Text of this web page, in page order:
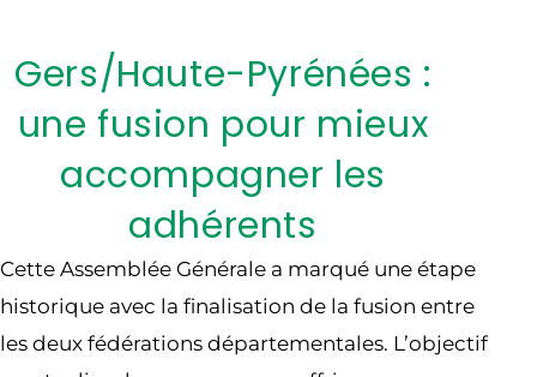
Gers/Haute-Pyrénées :
une fusion pour mieux
accompagner les
adhérents
Cette Assemblée Générale a marqué une étape
historique avec la finalisation de la fusion entre
les deux fédérations départementales. L’objectif